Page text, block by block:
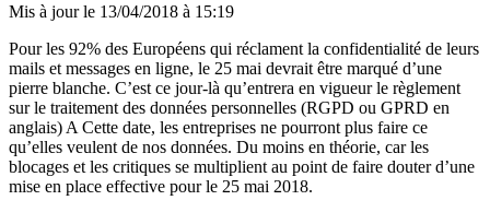
Mis à jour le 13/04/2018 à 15:19
Pour les 92% des Européens qui réclament la confidentialité de leurs
mails et messages en ligne, le 25 mai devrait être marqué d’une
pierre blanche. C’est ce jour-là qu’entrera en vigueur le règlement
sur le traitement des données personnelles (RGPD ou GPRD en
anglais) A Cette date, les entreprises ne pourront plus faire ce
qu’elles veulent de nos données. Du moins en théorie, car les
blocages et les critiques se multiplient au point de faire douter d’une
mise en place effective pour le 25 mai 2018.